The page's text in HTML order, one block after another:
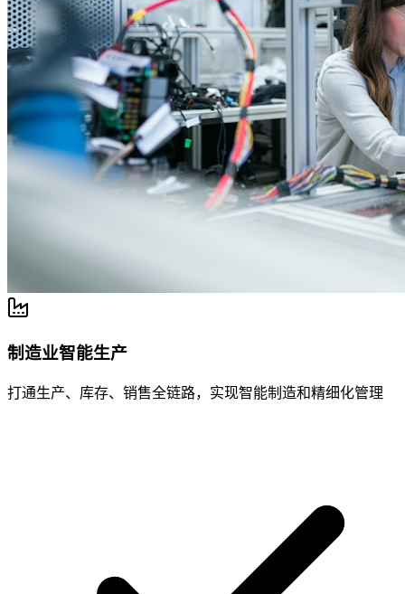
制造业智能生产
打通生产、库存、销售全链路，实现智能制造和精细化管理